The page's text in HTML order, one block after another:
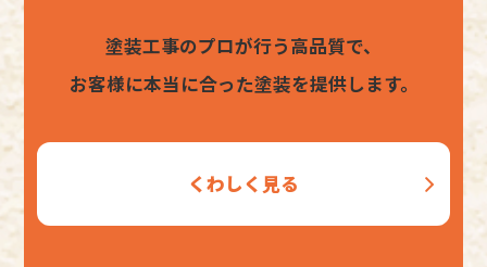
塗装工事のプロが行う高品質で、
お客様に本当に合った塗装を提供します。
くわしく見る